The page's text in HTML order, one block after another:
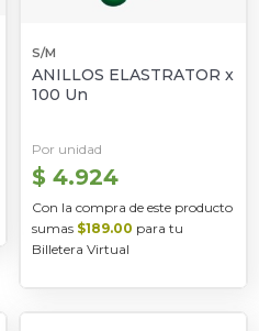
S/M
ANILLOS ELASTRATOR x
100 Un
Por unidad
$ 4.924
Con la compra de este producto
sumas $189.00 para tu
Billetera Virtual